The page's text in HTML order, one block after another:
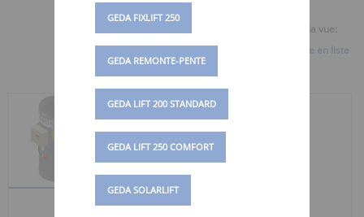
GEDA FIXLIFT 250
GEDA REMONTE-PENTE
GEDA LIFT 200 STANDARD
GEDA LIFT 250 COMFORT
GEDA SOLARLIFT
Sélectionner la vue:
Vue d'ensemble
Vue en liste
RÉCEPTACLE DE
CÂBLE 25 M
N° d'art. 01083
Réceptacle de câbles avec
câble souple, hauteur de